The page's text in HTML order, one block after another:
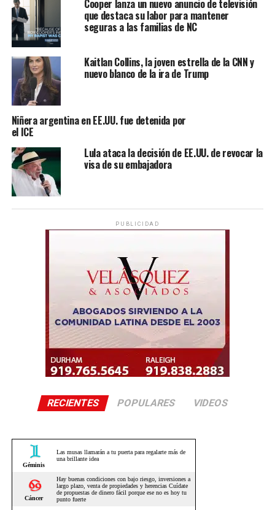
Cooper lanza un nuevo anuncio de televisión
que destaca su labor para mantener
seguras a las familias de NC
Kaitlan Collins, la joven estrella de la CNN y
nuevo blanco de la ira de Trump
Niñera argentina en EE.UU. fue detenida por
el ICE
Lula ataca la decisión de EE.UU. de revocar la
visa de su embajadora
PUBLICIDAD
RECIENTES POPULARES VIDEOS